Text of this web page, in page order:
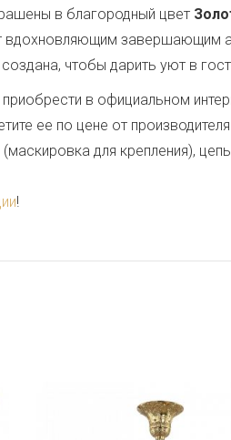
в благородный цвет
вдохновляющим завершающим
чтобы дарить уют в
в официальном
ее по цене от
для крепления),
!